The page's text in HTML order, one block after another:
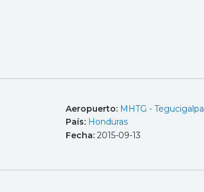
Aeropuerto: MHTG - Tegucigalpa
País: Honduras
Fecha: 2015-09-13